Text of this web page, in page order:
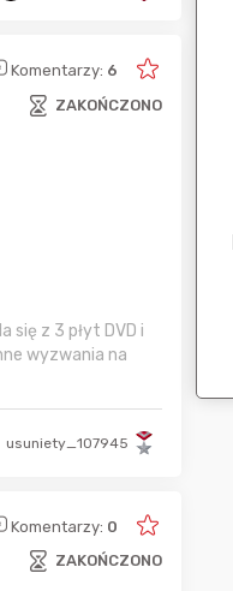
Komentarzy: 6
ZAKOŃCZONO
się z 3 płyt DVD i
wyzwania na
usuniety_107945
Komentarzy: 0
ZAKOŃCZONO
Lestat